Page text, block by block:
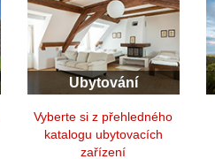
Ubytování
Vyberte si z přehledného
katalogu ubytovacích
zařízení